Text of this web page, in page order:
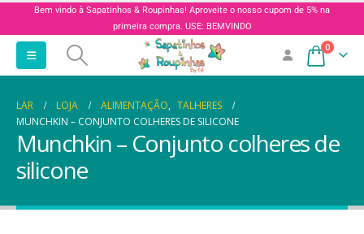
Bem vindo à Sapatinhos & Roupinhas! Aproveite o nosso cupom de 5% na
primeira compra. USE: BEMVINDO
0
LAR LOJA ALIMENTAÇÃO, TALHERES
MUNCHKIN – CONJUNTO COLHERES DE SILICONE
Munchkin – Conjunto colheres de
silicone